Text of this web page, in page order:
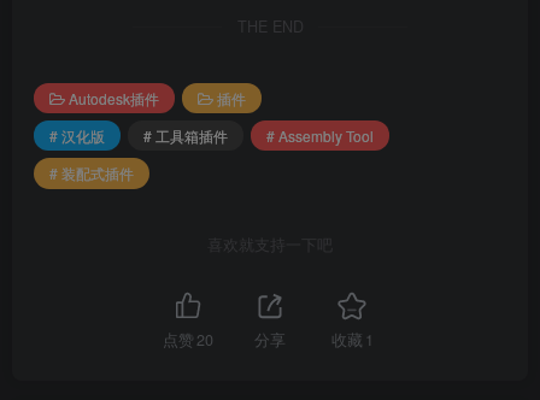
THE END
Autodesk插件
插件
# 汉化版
# 工具箱插件
# Assembly Tool
# 装配式插件
喜欢就支持一下吧
点赞20 分享 收藏 1